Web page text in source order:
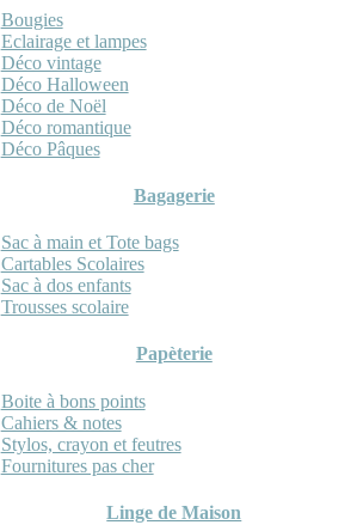
Bougies
Eclairage et lampes
Déco vintage
Déco Halloween
Déco de Noël
Déco romantique
Déco Pâques
Bagagerie
Sac à main et Tote bags
Cartables Scolaires
Sac à dos enfants
Trousses scolaire
Papèterie
Boite à bons points
Cahiers & notes
Stylos, crayon et feutres
Fournitures pas cher
Linge de Maison